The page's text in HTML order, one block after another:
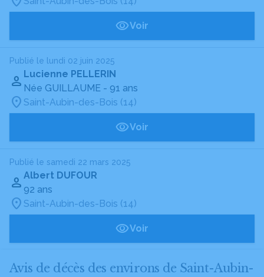
Voir
Publié le lundi 02 juin 2025
Lucienne PELLERIN
Née GUILLAUME - 91 ans
Saint-Aubin-des-Bois (14)
Voir
Publié le samedi 22 mars 2025
Albert DUFOUR
92 ans
Saint-Aubin-des-Bois (14)
Voir
Avis de décès des environs de Saint-Aubin-